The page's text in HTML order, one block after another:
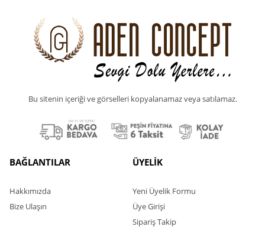
Bu sitenin içeriği ve görselleri kopyalanamaz veya satılamaz.
BAĞLANTILAR
Hakkımızda
Bize Ulaşın
ÜYELİK
Yeni Üyelik Formu
Üye Girişi
Sipariş Takip